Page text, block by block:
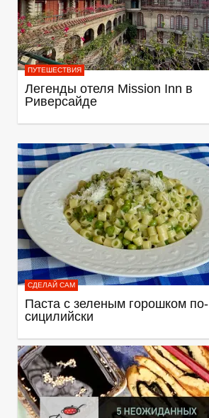
ПУТЕШЕСТВИЯ
Легенды отеля Mission Inn в
Риверсайде
СДЕЛАЙ САМ
Паста с зеленым горошком по-
сицилийски